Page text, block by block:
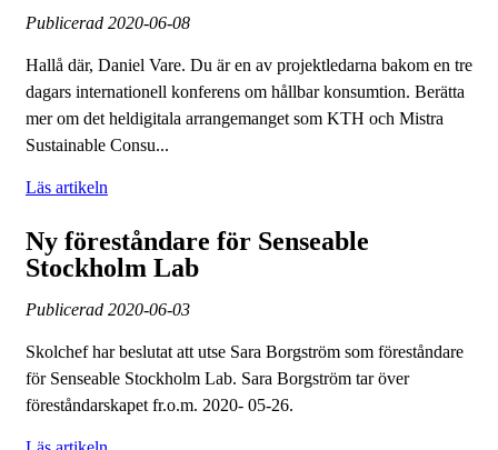
Publicerad 2020-06-08
Hallå där, Daniel Vare. Du är en av projektledarna bakom en tre
dagars internationell konferens om hållbar konsumtion. Berätta
mer om det heldigitala arrangemanget som KTH och Mistra
Sustainable Consu...
Läs artikeln
Ny föreståndare för Senseable
Stockholm Lab
Publicerad 2020-06-03
Skolchef har beslutat att utse Sara Borgström som föreståndare
för Senseable Stockholm Lab. Sara Borgström tar över
föreståndarskapet fr.o.m. 2020- 05-26.